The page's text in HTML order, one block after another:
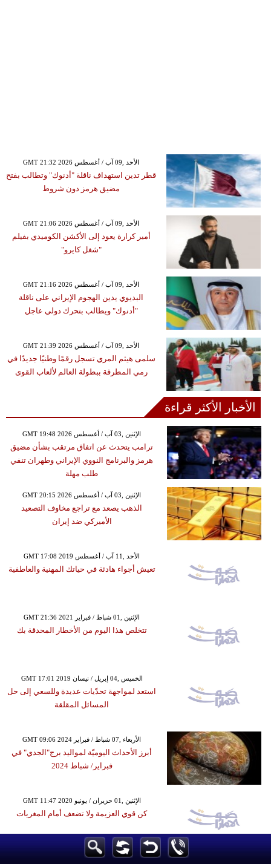
GMT 21:32 2026 الأحد ,09 آب / أغسطس
قطر تدين استهداف ناقلة "أدنوك" وتطالب بفتح
مضيق هرمز دون شروط
GMT 21:06 2026 الأحد ,09 آب / أغسطس
أمير كرارة يعود إلى الأكشن الكوميدي بفيلم
"شغل كايرو"
GMT 21:16 2026 الأحد ,09 آب / أغسطس
البديوي يدين الهجوم الإيراني على ناقلة
"أدنوك" ويطالب بتحرك دولي عاجل
GMT 21:39 2026 الأحد ,09 آب / أغسطس
سلمى هيثم المري تسجل رقمًا وطنيًا جديدًا في
رمي المطرقة ببطولة العالم لألعاب القوى
الأخبار الأكثر قراءة
GMT 19:48 2026 الإثنين ,03 آب / أغسطس
ترامب يتحدث عن اتفاق مرتقب بشأن مضيق
هرمز والبرنامج النووي الإيراني وطهران تنفي
طلب مهلة
GMT 20:15 2026 الإثنين ,03 آب / أغسطس
الذهب يصعد مع تراجع مخاوف التصعيد
الأميركي ضد إيران
GMT 17:08 2019 الأحد ,11 آب / أغسطس
تعيش أجواء هادئة في حياتك المهنية والعاطفية
GMT 21:36 2021 الإثنين ,01 شباط / فبراير
تتخلص هذا اليوم من الأخطار المحدقة بك
GMT 17:01 2019 الخميس ,04 إبريل / نيسان
استعد لمواجهة تحدّيات عديدة وللسعي إلى حل
المسائل المقلقة
GMT 09:06 2024 الأربعاء ,07 شباط / فبراير
أبرز الأحداث اليوميّة لمواليد برج"الجدي" في
فبراير/ شباط 2024
GMT 11:47 2020 الإثنين ,01 حزيران / يونيو
كن قوي العزيمة ولا تضعف أمام المغريات